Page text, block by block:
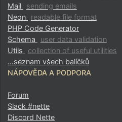
Mail
sending emails
Neon
readable file format
PHP Code Generator
Schema
user data validation
Utils
collection of useful utilities
…seznam všech balíčků
NÁPOVĚDA A PODPORA
Forum
Slack #nette
Discord Nette